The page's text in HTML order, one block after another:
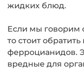
жидких блюд.
Если мы говорим
то стоит
ферроцианидов.
вредные для